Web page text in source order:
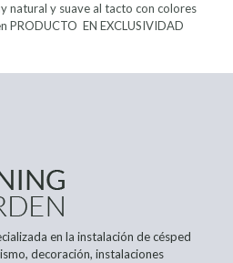
natural y suave al tacto con colores
PRODUCTO EN EXCLUSIVIDAD
en la instalación de césped
decoración, instalaciones